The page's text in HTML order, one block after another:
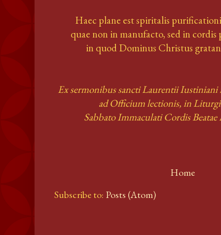
Haec plane est spiritalis
quae non in manufacto, sed in
in quod Dominus Christus
Ex sermonibus sancti Laurentii
ad Officium lectionis, in
Sabbato Immaculati Cordis
Home
Subscribe to: Posts (Atom)